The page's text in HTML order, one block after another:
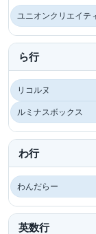
ユニオンクリエイテ
ら行
リコルヌ
ルミナスボックス
わ行
わんだらー
英数行